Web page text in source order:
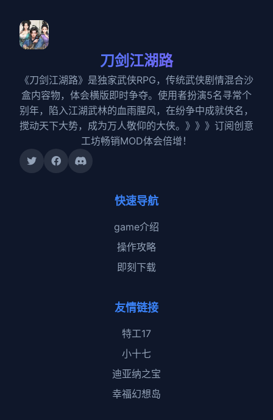
刀剑江湖路
《刀剑江湖路》是独家武侠RPG，传统武侠剧情混合沙
盒内容物，体会横版即时争夺。使用者扮演5名寻常个
别年，陷入江湖武林的血雨腥风，在纷争中成就侠名，
搅动天下大势，成为万人敬仰的大侠。》》》订阅创意
工坊畅销MOD体会倍增！
快速导航
game介绍
操作攻略
即刻下载
友情链接
特工17
小十七
迪亚纳之宝
幸福幻想岛